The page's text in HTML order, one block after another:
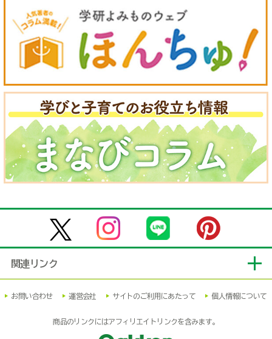
関連リンク
お問い合わせ 運営会社 サイトのご利用にあたって 個人情報について
商品のリンクにはアフィリエイトリンクを含みます。